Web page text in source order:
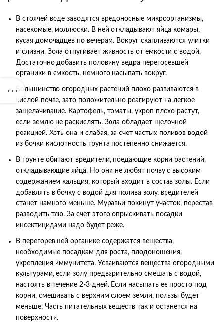
В стоячей воде заводятся вредоносные микроорганизмы,
насекомые, моллюски. В ней откладывают яйца комары,
кусая домочадцев по вечерам. Вокруг скапливаются улитки
и слизни. Зола отпугивает живность от емкости с водой.
Достаточно добавить половину ведра перегоревшей
органики в емкость, немного насыпать вокруг.
Большинство огородных растений плохо развиваются в
кислой почве, зато положительно реагируют на легкое
защелачивание. Картофель, томаты, укроп плохо растут,
если землю не раскислять. Зола обладает щелочной
реакцией. Хоть она и слабая, за счет частых поливов водой
из бочки кислотность грунта постепенно снижается.
В грунте обитают вредители, поедающие корни растений,
откладывающие яйца. Но они не любят почву с высоким
содержанием кальция, который входит в состав золы. Если
добавлять в бочку с водой для полива золу, вредителей
станет намного меньше. Муравьи покинут участок, перестав
разводить тлю. За счет этого опрыскивать посадки
инсектицидами надо будет реже.
В перегоревшей органике содержатся вещества,
необходимые посадкам для роста, плодоношения,
укрепления иммунитета. Усваиваются вещества огородными
культурами, если золу предварительно смешать с водой,
настоять в течение 2-3 дней. Если насыпать ее просто под
корни, смешивать с верхним слоем земли, пользы будет
меньше. Часть питательных веществ так и останется на
поверхности.